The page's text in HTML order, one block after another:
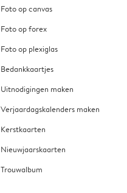
Foto op canvas
Foto op forex
Foto op plexiglas
Bedankkaartjes
Uitnodigingen maken
Verjaardagskalenders maken
Kerstkaarten
Nieuwjaarskaarten
Trouwalbum